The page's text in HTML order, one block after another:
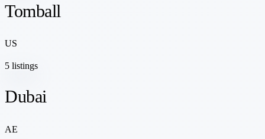
Tomball
US
5 listings
Dubai
AE